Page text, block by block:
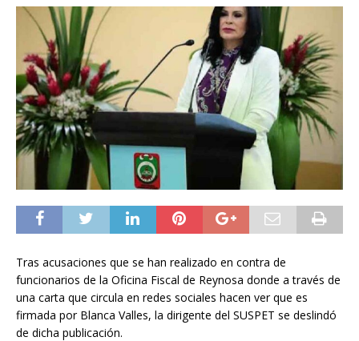
Tras acusaciones que se han realizado en contra de
funcionarios de la Oficina Fiscal de Reynosa donde a través de
una carta que circula en redes sociales hacen ver que es
firmada por Blanca Valles, la dirigente del SUSPET se deslindó
de dicha publicación.